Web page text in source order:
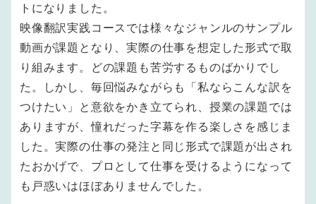
トになりました。
映像翻訳実践コースでは様々なジャンルのサンプル
動画が課題となり、実際の仕事を想定した形式で取
り組みます。どの課題も苦労するものばかりでし
た。しかし、毎回悩みながらも「私ならこんな訳を
つけたい」と意欲をかき立てられ、授業の課題では
ありますが、憧れだった字幕を作る楽しさを感じま
した。実際の仕事の発注と同じ形式で課題が出され
たおかげで、プロとして仕事を受けるようになって
も戸惑いはほぼありませんでした。